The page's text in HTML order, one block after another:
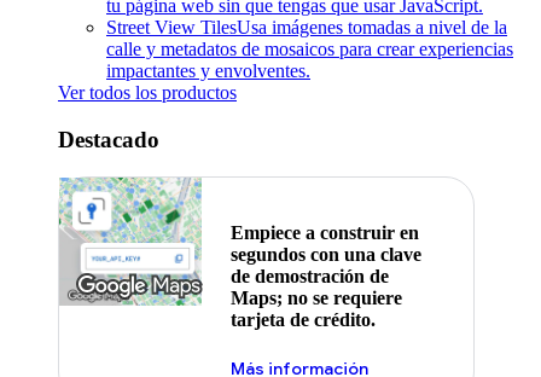
tu página web sin que tengas que usar JavaScript.
Street View TilesUsa imágenes tomadas a nivel de la
calle y metadatos de mosaicos para crear experiencias
impactantes y envolventes.
Ver todos los productos
Destacado
Empiece a construir en
segundos con una clave
de demostración de
Maps; no se requiere
tarjeta de crédito.
Más información